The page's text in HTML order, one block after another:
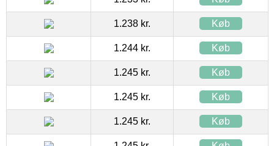
1.238 kr. Køb
1.244 kr. Køb
1.245 kr. Køb
1.245 kr. Køb
1.245 kr. Køb